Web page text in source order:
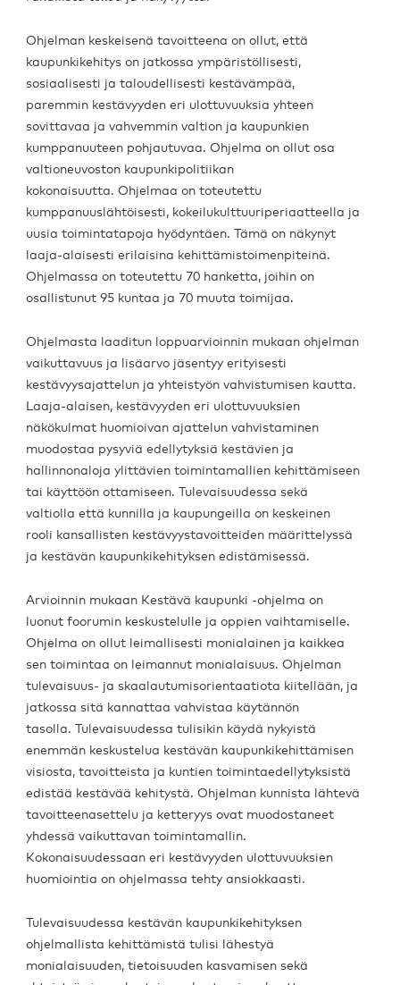
Ohjelman keskeisenä tavoitteena on ollut, että
kaupunkikehitys on jatkossa ympäristöllisesti,
sosiaalisesti ja taloudellisesti kestävämpää,
paremmin kestävyyden eri ulottuvuuksia yhteen
sovittavaa ja vahvemmin valtion ja kaupunkien
kumppanuuteen pohjautuvaa. Ohjelma on ollut osa
valtioneuvoston kaupunkipolitiikan
kokonaisuutta. Ohjelmaa on toteutettu
kumppanuuslähtöisesti, kokeilukulttuuriperiaatteella ja
uusia toimintatapoja hyödyntäen. Tämä on näkynyt
laaja-alaisesti erilaisina kehittämistoimenpiteinä.
Ohjelmassa on toteutettu 70 hanketta, joihin on
osallistunut 95 kuntaa ja 70 muuta toimijaa.
Ohjelmasta laaditun loppuarvioinnin mukaan ohjelman
vaikuttavuus ja lisäarvo jäsentyy erityisesti
kestävyysajattelun ja yhteistyön vahvistumisen kautta.
Laaja-alaisen, kestävyyden eri ulottuvuuksien
näkökulmat huomioivan ajattelun vahvistaminen
muodostaa pysyviä edellytyksiä kestävien ja
hallinnonaloja ylittävien toimintamallien kehittämiseen
tai käyttöön ottamiseen. Tulevaisuudessa sekä
valtiolla että kunnilla ja kaupungeilla on keskeinen
rooli kansallisten kestävyystavoitteiden määrittelyssä
ja kestävän kaupunkikehityksen edistämisessä.
Arvioinnin mukaan Kestävä kaupunki -ohjelma on
luonut foorumin keskustelulle ja oppien vaihtamiselle.
Ohjelma on ollut leimallisesti monialainen ja kaikkea
sen toimintaa on leimannut monialaisuus. Ohjelman
tulevaisuus- ja skaalautumisorientaatiota kiitellään, ja
jatkossa sitä kannattaa vahvistaa käytännön
tasolla. Tulevaisuudessa tulisikin käydä nykyistä
enemmän keskustelua kestävän kaupunkikehittämisen
visiosta, tavoitteista ja kuntien toimintaedellytyksistä
edistää kestävää kehitystä. Ohjelman kunnista lähtevä
tavoitteenasettelu ja ketteryys ovat muodostaneet
yhdessä vaikuttavan toimintamallin.
Kokonaisuudessaan eri kestävyyden ulottuvuuksien
huomiointia on ohjelmassa tehty ansiokkaasti.
Tulevaisuudessa kestävän kaupunkikehityksen
ohjelmallista kehittämistä tulisi lähestyä
monialaisuuden, tietoisuuden kasvamisen sekä